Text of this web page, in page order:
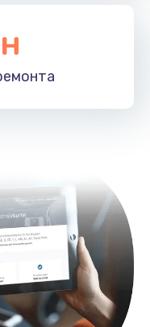
данных